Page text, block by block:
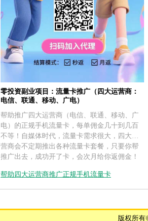
零投资副业项目：流量卡推广（四大运营商：
电信、联通、移动、广电）
帮助推广四大运营商（电信、联通、移动、广
电）的正规手机流量卡，每单佣金几十到几百
不等！自媒体时代，流量卡需求很大，四大运
营商会不定期推出各种流量卡套餐，只要你帮
推广出去，成功开了卡，会次月给你返佣金！
帮助四大运营商推广正规手机流量卡
版权所有